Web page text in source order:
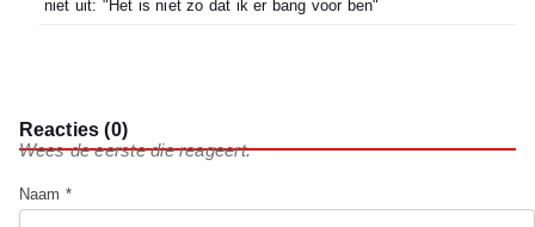
niet uit: "Het is niet zo dat ik er bang voor ben"
Reacties (0)
Wees de eerste die reageert.
Naam *